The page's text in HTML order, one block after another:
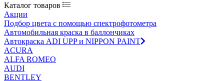
Каталог товаров
Акции
Подбор цвета с помощью спектрофотометра
Автомобильная краска в баллончиках
Автокраска ADI UPP и NIPPON PAINT
ACURA
ALFA ROMEO
AUDI
BENTLEY